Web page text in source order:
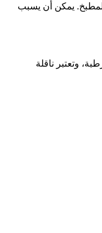
يمكن أن يسبب
وتعتبر ناقلة